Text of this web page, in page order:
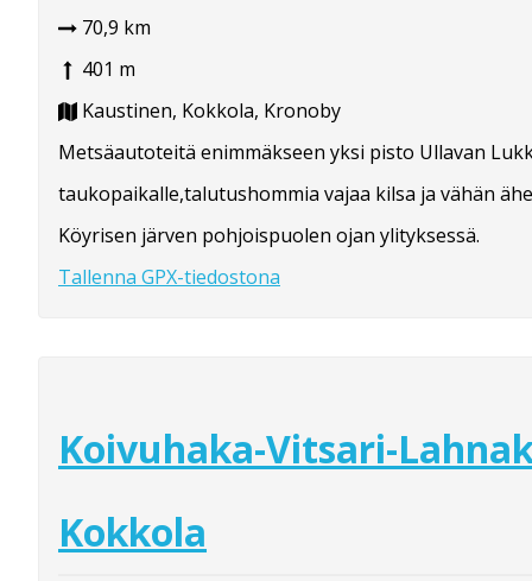
70,9 km
401 m
Kaustinen, Kokkola, Kronoby
Metsäautoteitä enimmäkseen yksi pisto Ullavan
taukopaikalle,talutushommia vajaa kilsa ja vähän
Köyrisen järven pohjoispuolen ojan ylityksessä.
Tallenna GPX-tiedostona
Koivuhaka-Vitsari-
Kokkola